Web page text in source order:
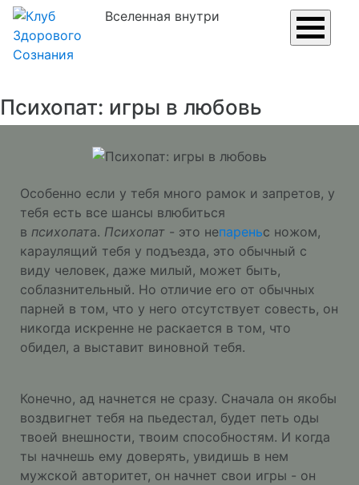
Вселенная внутри
Психопат: игры в любовь
Особенно если у тебя много рамок и запретов, у
тебя есть все шансы влюбиться
в психопата. Психопат - это непареньс ножом,
караулящий тебя у подъезда, это обычный с
виду человек, даже милый, может быть,
соблазнительный. Но отличие его от обычных
парней в том, что у него отсутствует совесть, он
никогда искренне не раскается в том, что
обидел, а выставит виновной тебя.
Конечно, ад начнется не сразу. Сначала он якобы
воздвигнет тебя на пьедестал, будет петь оды
твоей внешности, твоим способностям. И когда
ты начнешь ему доверять, увидишь в нем
мужской авторитет, он начнет свои игры - он